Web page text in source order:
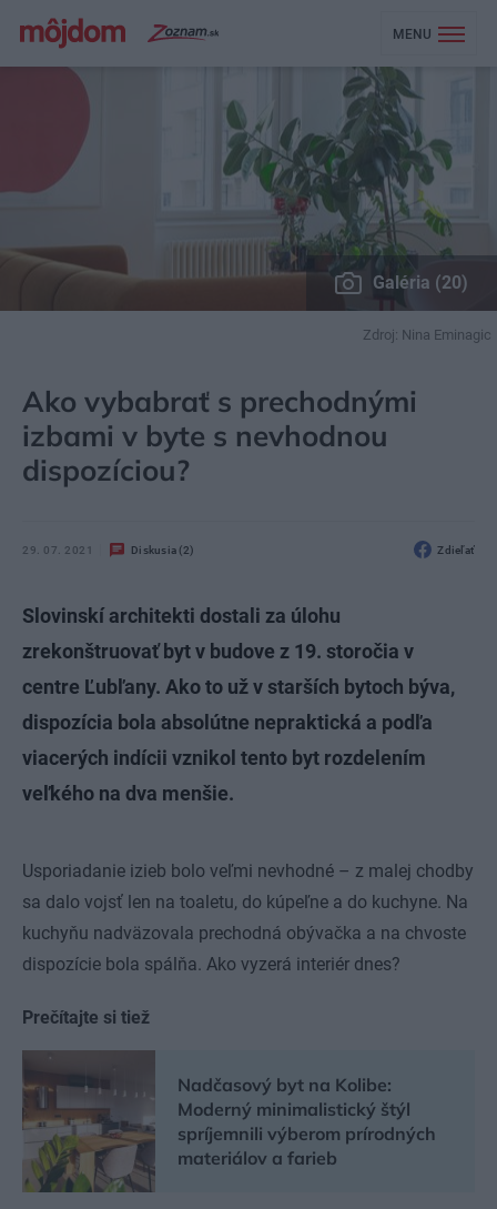
MENU
Galéria (20)
Zdroj: Nina Eminagic
Ako vybabrať s prechodnými
izbami v byte s nevhodnou
dispozíciou?
29. 07. 2021 Diskusia (2) Zdieľať
Slovinskí architekti dostali za úlohu
zrekonštruovať byt v budove z 19. storočia v
centre Ľubľany. Ako to už v starších bytoch býva,
dispozícia bola absolútne nepraktická a podľa
viacerých indícii vznikol tento byt rozdelením
veľkého na dva menšie.
Usporiadanie izieb bolo veľmi nevhodné – z malej chodby
sa dalo vojsť len na toaletu, do kúpeľne a do kuchyne. Na
kuchyňu nadväzovala prechodná obývačka a na chvoste
dispozície bola spálňa. Ako vyzerá interiér dnes?
Prečítajte si tiež
Nadčasový byt na Kolibe:
Moderný minimalistický štýl
spríjemnili výberom prírodných
materiálov a farieb